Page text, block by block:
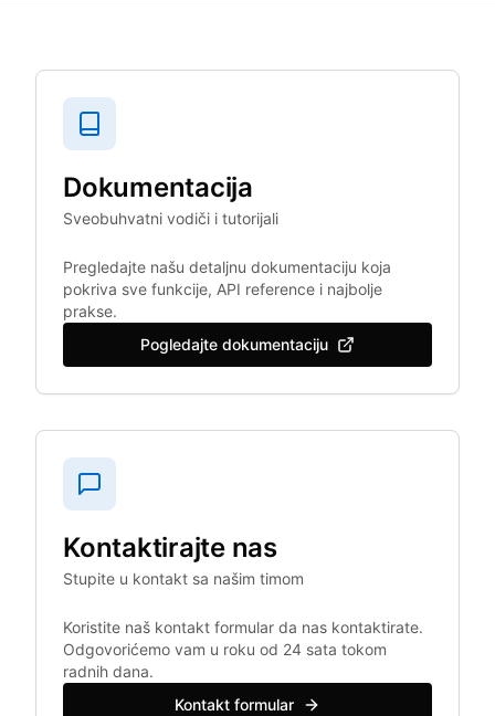
Dokumentacija
Sveobuhvatni vodiči i tutorijali
Pregledajte našu detaljnu dokumentaciju koja
pokriva sve funkcije, API reference i najbolje
prakse.
Pogledajte dokumentaciju
Kontaktirajte nas
Stupite u kontakt sa našim timom
Koristite naš kontakt formular da nas kontaktirate.
Odgovorićemo vam u roku od 24 sata tokom
radnih dana.
Kontakt formular